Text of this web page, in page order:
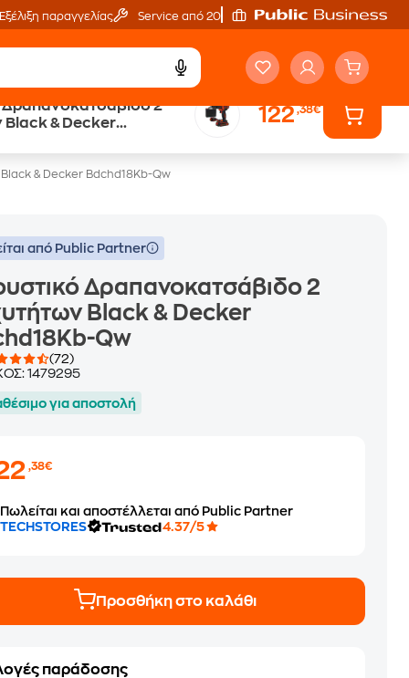
Εξέλιξη παραγγελίας Service από 20'
Δραπανοκατσάβιδο 2
Black & Decker
122,38€
& Decker Bdchd18Kb-Qw
από Public Partner
Δραπανοκατσάβιδο 2
Black & Decker
Qw
(72)
1479295
για αποστολή
,38€
Πωλείται και αποστέλλεται από Public Partner
TECHSTORES
4.37/5
Προσθήκη στο καλάθι
παράδοσης